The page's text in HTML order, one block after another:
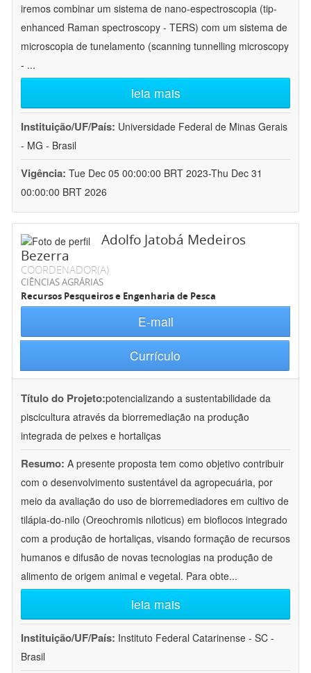
iremos combinar um sistema de nano-espectroscopia (tip-
enhanced Raman spectroscopy - TERS) com um sistema de
microscopia de tunelamento (scanning tunnelling microscopy
- ...
leia mais
Instituição/UF/País: Universidade Federal de Minas Gerais
- MG - Brasil
Vigência: Tue Dec 05 00:00:00 BRT 2023-Thu Dec 31
00:00:00 BRT 2026
Adolfo Jatobá Medeiros
Bezerra
COORDENADOR(A)
CIÊNCIAS AGRÁRIAS
Recursos Pesqueiros e Engenharia de Pesca
E-mail
Currículo
Título do Projeto:potencializando a sustentabilidade da
piscicultura através da biorremediação na produção
integrada de peixes e hortaliças
Resumo: A presente proposta tem como objetivo contribuir
com o desenvolvimento sustentável da agropecuária, por
meio da avaliação do uso de biorremediadores em cultivo de
tilápia-do-nilo (Oreochromis niloticus) em bioflocos integrado
com a produção de hortaliças, visando formação de recursos
humanos e difusão de novas tecnologias na produção de
alimento de origem animal e vegetal. Para obte...
leia mais
Instituição/UF/País: Instituto Federal Catarinense - SC -
Brasil